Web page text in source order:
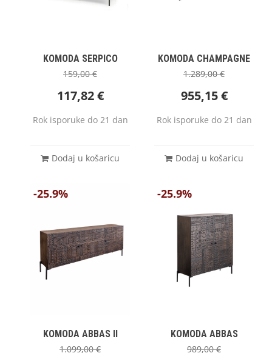
KOMODA SERPICO
159,00€
117,82€
Rok isporuke do 21 dan
Dodaj u košaricu
KOMODA CHAMPAGNE
1.289,00€
955,15€
Rok isporuke do 21 dan
Dodaj u košaricu
-25.9%
KOMODA ABBAS II
1.099,00€
-25.9%
KOMODA ABBAS
989,00€